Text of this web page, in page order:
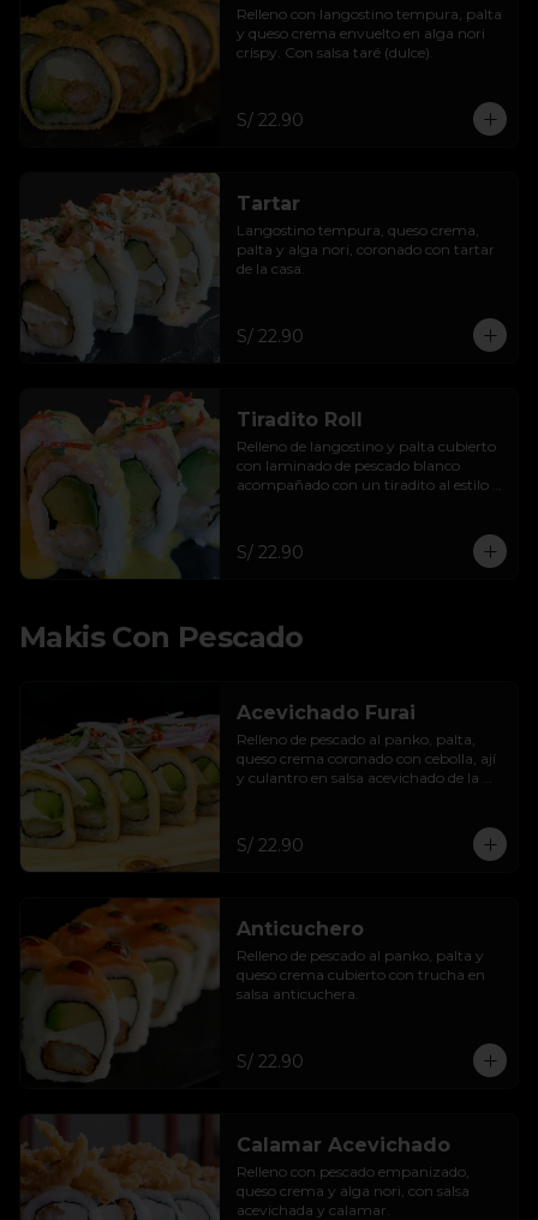
Relleno con langostino tempura, palta
y queso crema envuelto en alga nori
crispy. Con salsa taré (dulce).
S/ 22.90
Tartar
Langostino tempura, queso crema,
palta y alga nori, coronado con tartar
de la casa.
S/ 22.90
Tiradito Roll
Relleno de langostino y palta cubierto
con laminado de pescado blanco
acompañado con un tiradito al estilo
S/ 22.90
Makis Con Pescado
Acevichado Furai
Relleno de pescado al panko, palta,
queso crema coronado con cebolla, ají
y culantro en salsa acevichado de la
S/ 22.90
Anticuchero
Relleno de pescado al panko, palta y
queso crema cubierto con trucha en
salsa anticuchera.
S/ 22.90
Calamar Acevichado
Relleno con pescado empanizado,
queso crema y alga nori, con salsa
acevichada y calamar.